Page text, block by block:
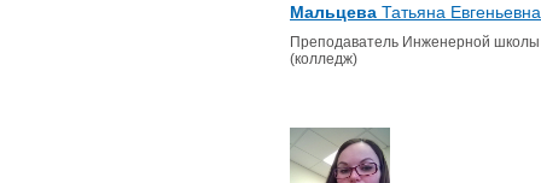
Мальцева Татьяна Евгеньевна
Преподаватель Инженерной
(колледж)